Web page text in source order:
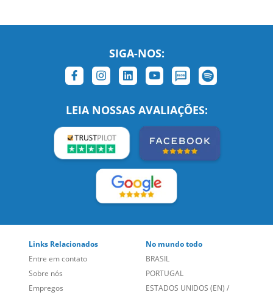
Entre em contato
Sobre nós
Empregos
Blog
BRASIL
PORTUGAL
ESTADOS UNIDOS (EN)
ESTADOS UNIDOS (ES)